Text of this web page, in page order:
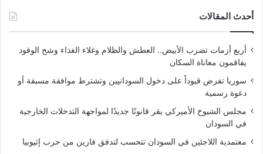
أحدث المقالات
أربع أزمات تضرب الأبيض.. العطش والظلام وغلاء الغذاء وشح الوقود
يفاقمون معاناة السكان
سوريا تفرض قيوداً على دخول السودانيين وتشترط موافقة مسبقة أو
دعوة رسمية
مجلس الشيوخ الأميركي يقر قانونًا جديدًا لمواجهة التدخلات الخارجية
في السودان
معتمدية اللاجئين في السودان تتحسب لتدفق فارين من حرب إثيوبيا